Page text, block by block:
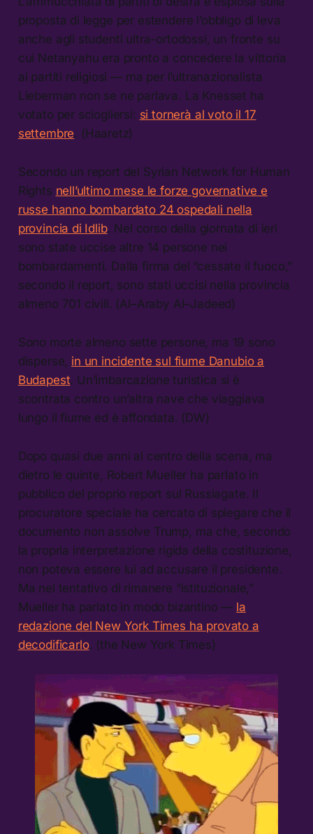
proposta di legge per estendere l’obbligo di leva
anche agli studenti ultra-ortodossi, un fronte su
cui Netanyahu era pronto a concedere la vittoria
ai partiti religiosi — ma per l’ultranazionalista
Lieberman non se ne parlava. La Knesset ha
votato per sciogliersi: si tornerà al voto il 17
settembre. (Haaretz)
Secondo un report del Syrian Network for Human
Rights nell’ultimo mese le forze governative e
russe hanno bombardato 24 ospedali nella
provincia di Idlib. Nel corso della giornata di ieri
sono state uccise altre 14 persone nei
bombardamenti. Dalla firma del “cessate il fuoco,”
secondo il report, sono stati uccisi nella provincia
almeno 701 civili. (Al–Araby Al–Jadeed)
Sono morte almeno sette persone, ma 19 sono
disperse, in un incidente sul fiume Danubio a
Budapest. Un’imbarcazione turistica si è
scontrata contro un’altra nave che viaggiava
lungo il fiume ed è affondata. (DW)
Dopo quasi due anni al centro della scena, ma
dietro le quinte, Robert Mueller ha parlato in
pubblico del proprio report sul Russiagate. Il
procuratore speciale ha cercato di spiegare che il
documento non assolve Trump, ma che, secondo
la propria interpretazione rigida della costituzione,
non poteva essere lui ad accusare il presidente.
Ma nel tentativo di rimanere “istituzionale,”
Mueller ha parlato in modo bizantino — la
redazione del New York Times ha provato a
decodificarlo. (the New York Times)